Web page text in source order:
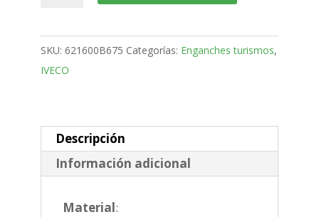
cabina
Bola
mixta
2014-
cantidad
SKU: 621600B675 Categorías: Enganches turismos,
IVECO
Descripción
Información adicional
Material: